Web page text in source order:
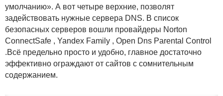
умолчанию». А вот четыре верхние, позволят
задействовать нужные сервера DNS. В список
безопасных серверов вошли провайдеры Norton
ConnectSafe , Yandex Family , Open Dns Parental Control
.Всё предельно просто и удобно, главное достаточно
эффективно ограждают от сайтов с сомнительным
содержанием.